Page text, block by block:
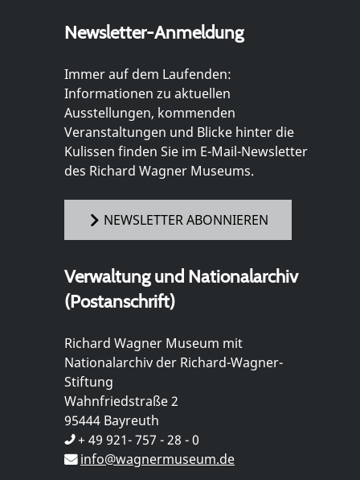
Newsletter-Anmeldung
Immer auf dem Laufenden:
Informationen zu aktuellen
Ausstellungen, kommenden
Veranstaltungen und Blicke hinter die
Kulissen finden Sie im E-Mail-Newsletter
des Richard Wagner Museums.
NEWSLETTER ABONNIEREN
Verwaltung und Nationalarchiv
(Postanschrift)
Richard Wagner Museum mit
Nationalarchiv der Richard-Wagner-
Stiftung
Wahnfriedstraße 2
95444 Bayreuth
+ 49 921- 757 - 28 - 0
info@wagnermuseum.de